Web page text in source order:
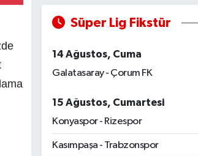
Süper Lig Fikstür
14 Ağustos, Cuma
Galatasaray - Çorum FK
15 Ağustos, Cumartesi
Konyaspor - Rizespor
Kasımpaşa - Trabzonspor